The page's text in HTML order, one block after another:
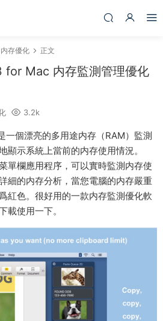
内存優化 正文
for Mac 内存監測管理優化
3.2k
個漂亮的多用途内存（RAM）監測
顯示系統上當前的内存使用情況。
單欄應用程序，可以實時監測内存使
細的内存分析，當您電腦的内存嚴重
紅色。很好用的一款内存監測優化軟
載使用一下。